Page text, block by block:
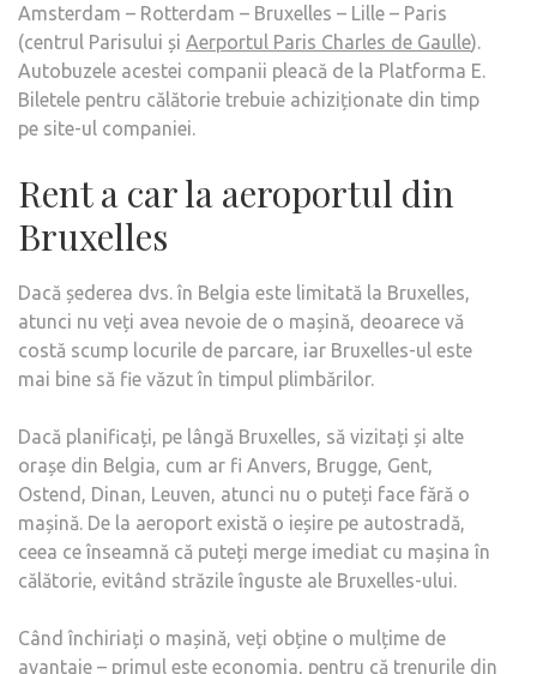
Amsterdam – Rotterdam – Bruxelles – Lille – Paris
(centrul Parisului și Aerportul Paris Charles de Gaulle).
Autobuzele acestei companii pleacă de la Platforma E.
Biletele pentru călătorie trebuie achiziționate din timp
pe site-ul companiei.
Rent a car la aeroportul din
Bruxelles
Dacă șederea dvs. în Belgia este limitată la Bruxelles,
atunci nu veți avea nevoie de o mașină, deoarece vă
costă scump locurile de parcare, iar Bruxelles-ul este
mai bine să fie văzut în timpul plimbărilor.
Dacă planificați, pe lângă Bruxelles, să vizitați și alte
orașe din Belgia, cum ar fi Anvers, Brugge, Gent,
Ostend, Dinan, Leuven, atunci nu o puteți face fără o
mașină. De la aeroport există o ieșire pe autostradă,
ceea ce înseamnă că puteți merge imediat cu mașina în
călătorie, evitând străzile înguste ale Bruxelles-ului.
Când închiriați o mașină, veți obține o mulțime de
avantaje – primul este economia, pentru că trenurile din